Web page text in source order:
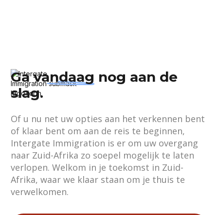
Gavandaag nog aan de
slag.
Of u nu net uw opties aan het verkennen bent
of klaar bent om aan de reis te beginnen,
Intergate Immigration is er om uw overgang
naar Zuid-Afrika zo soepel mogelijk te laten
verlopen. Welkom in je toekomst in Zuid-
Afrika, waar we klaar staan om je thuis te
verwelkomen.